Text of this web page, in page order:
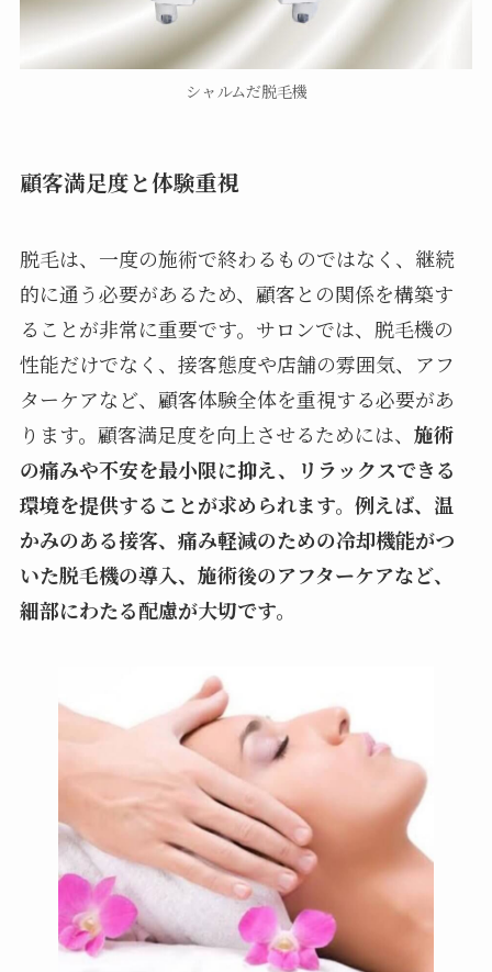
シャルムだ脱毛機
顧客満足度と体験重視
脱毛は、一度の施術で終わるものではなく、継続
的に通う必要があるため、顧客との関係を構築す
ることが非常に重要です。サロンでは、脱毛機の
性能だけでなく、接客態度や店舗の雰囲気、アフ
ターケアなど、顧客体験全体を重視する必要があ
ります。顧客満足度を向上させるためには、 施術
の痛みや不安を最小限に抑え、リラックスできる
環境を提供することが求められます。例えば、温
かみのある接客、痛み軽減のための冷却機能がつ
いた脱毛機の導入、施術後のアフターケアなど、
細部にわたる配慮が大切です。